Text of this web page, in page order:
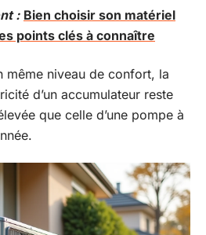
: Bien choisir son matériel
points clés à connaître
même niveau de confort, la
d’un accumulateur reste
que celle d’une pompe à